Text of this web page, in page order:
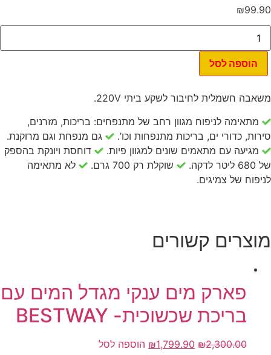
₪99.90
כמות
של
משאבת
אוויר
חשמלית
62139
הוספה לסל
משאבה חשמלית לחיבור לשקע ביתי 220V.
מתאימה לניפוח מגוון רחב של מתנפחים: בריכות, מזרנים,
סירות, כדורי ים, בריכות מתנפחות וכו’.
גם מנפחת וגם מרוקנת.
מגיעה עם מתאמים שונים למגוון פיות.
דוחסת ויונקת בהספק
של 680 ליטר לדקה.
שוקלת רק 700 גרם.
לא מתאימה
לניפוח של צמיגים.
מוצרים קשורים
פארק מים ענקי מגדל המים עם
בריכת שכשוכית- BESTWAY
₪2,300.00
₪1,799.90 הוספה לסל